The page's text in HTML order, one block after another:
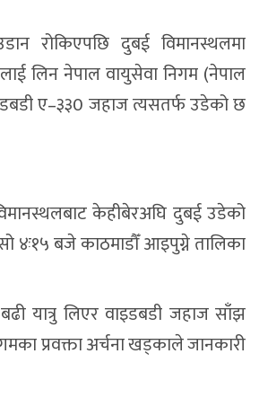
रोकिएपछि दुबई विमानस्थलमा
लिन नेपाल वायुसेवा निगम (नेपाल
ए–३३0 जहाज त्यसतर्फ उडेको छ
विमानस्थलबाट केहीबेरअघि दुबई उडेको
४ः१५ बजे काठमाडौँ आइपुग्ने तालिका
यात्रु लिएर वाइडबडी जहाज साँझ
प्रवक्ता अर्चना खड्काले जानकारी